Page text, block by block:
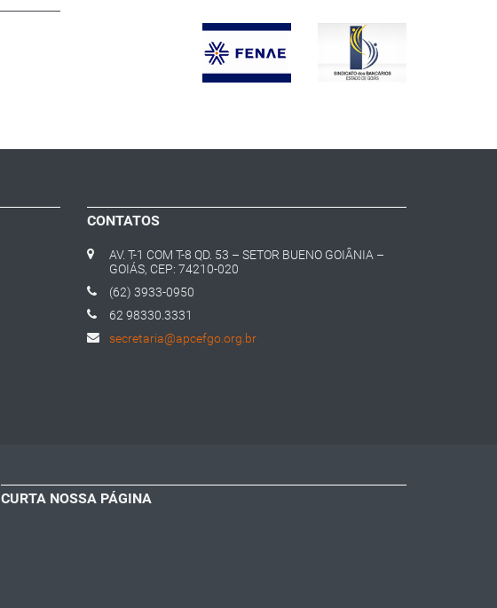
CONTATOS
AV. T-1 COM T-8 QD. 53 – SETOR BUENO GOIÂNIA –
GOIÁS, CEP: 74210-020
(62) 3933-0950
62 98330.3331
secretaria@apcefgo.org.br
CURTA NOSSA PÁGINA